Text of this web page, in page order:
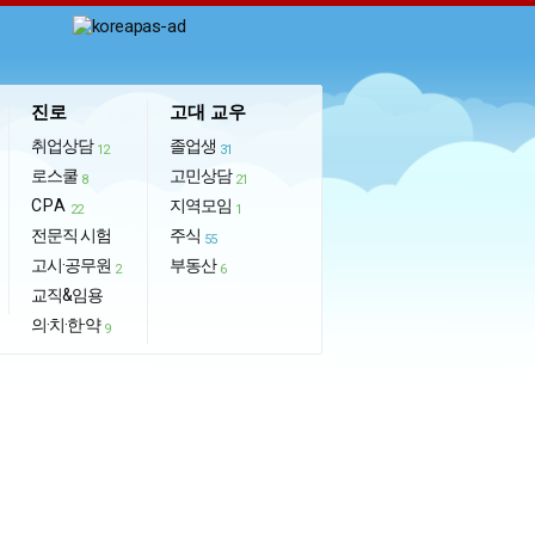
진로
취업상담 12
로스쿨 8
CPA 22
전문직 시험
고시·공무원 2
교직&임용
의·치·한·약 9
고대 교우
졸업생 31
고민상담 21
지역모임 1
주식 55
부동산 6